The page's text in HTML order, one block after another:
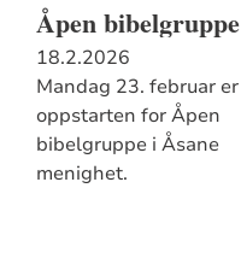
Åpen bibelgruppe
18.2.2026
Mandag 23. februar er
oppstarten for Åpen
bibelgruppe i Åsane
menighet.